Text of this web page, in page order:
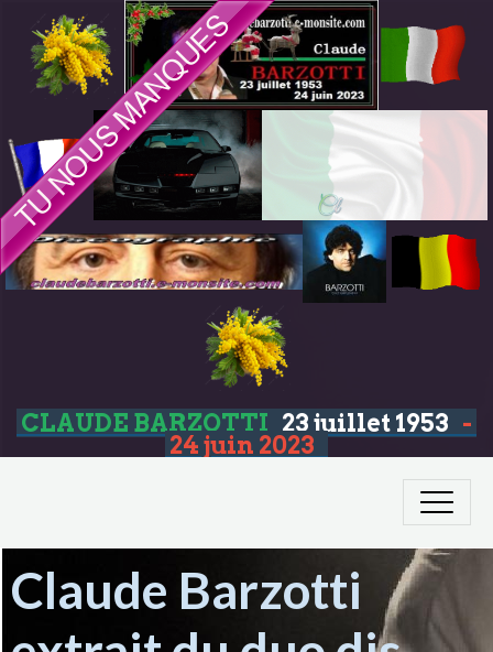
CLAUDE BARZOTTI 23 juillet 1953 -
24 juin 2023
Claude Barzotti